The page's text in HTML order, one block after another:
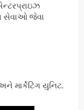
સેવાઓ જેવા
યુનિટ.